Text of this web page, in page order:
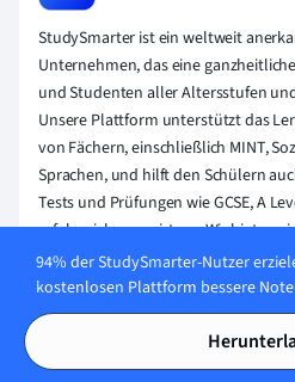
StudySmarter ist ein weltweit
Unternehmen, das eine
und Studenten aller Altersstufen
Unsere Plattform unterstützt das
von Fächern, einschließlich MINT,
Sprachen, und hilft den Schülern
Tests und Prüfungen wie GCSE, A
erfolgreich zu meistern. Wir bieten
von Lernmaterialien, einschließlich
umfassender Lehrbuchlösungen
Die fortschrittliche Technologie und
Verfügung stellen, helfen Schülern,
zu erstellen. Die Inhalte von
94% der StudySmarter-Nutzer
kostenlosen Plattform bessere